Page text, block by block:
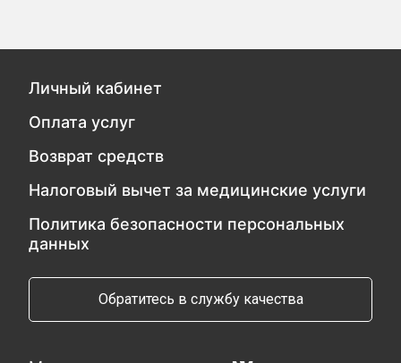
Личный кабинет
Оплата услуг
Возврат средств
Налоговый вычет за медицинские услуги
Политика безопасности персональных
данных
Обратитесь в службу качества